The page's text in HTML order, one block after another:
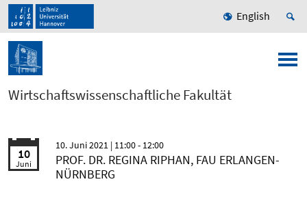
English
Wirtschaftswissenschaftliche Fakultät
10
Juni
10. Juni 2021 | 11:00 - 12:00
PROF. DR. REGINA RIPHAN, FAU ERLANGEN-
NÜRNBERG